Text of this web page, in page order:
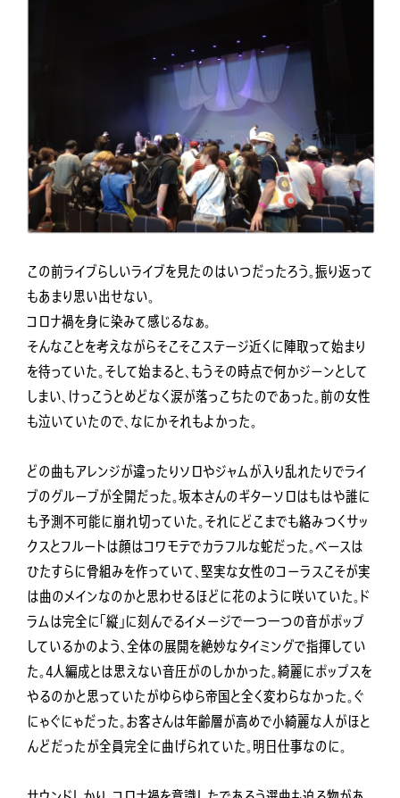
この前ライブらしいライブを見たのはいつだったろう。振り返って
もあまり思い出せない。
コロナ禍を身に染みて感じるなぁ。
そんなことを考えながらそこそこステージ近くに陣取って始まり
を待っていた。そして始まると、もうその時点で何かジーンとして
しまい、けっこうとめどなく涙が落っこちたのであった。前の女性
も泣いていたので、なにかそれもよかった。
どの曲もアレンジが違ったりソロやジャムが入り乱れたりでライ
ブのグルーブが全開だった。坂本さんのギターソロはもはや誰に
も予測不可能に崩れ切っていた。それにどこまでも絡みつくサッ
クスとフルートは顔はコワモテでカラフルな蛇だった。ベースは
ひたすらに骨組みを作っていて、堅実な女性のコーラスこそが実
は曲のメインなのかと思わせるほどに花のように咲いていた。ド
ラムは完全に「縦」に刻んでるイメージで一つ一つの音がポップ
しているかのよう、全体の展開を絶妙なタイミングで指揮してい
た。4人編成とは思えない音圧がのしかかった。綺麗にポップスを
やるのかと思っていたがゆらゆら帝国と全く変わらなかった。ぐ
にゃぐにゃだった。お客さんは年齢層が高めで小綺麗な人がほと
んどだったが全員完全に曲げられていた。明日仕事なのに。